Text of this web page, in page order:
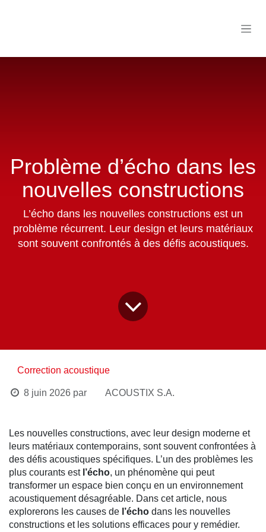
les nouvelles
constructions
L’écho dans les nouvelles constructions est un
problème récurrent. Leur design et leurs
matériaux sont souvent confrontés à des défis
Correction acoustique
8 juin 2026 par ACOUSTIX S.A.
Les nouvelles constructions, avec leur design
moderne et leurs matériaux contemporains, sont
souvent confrontées à des défis acoustiques
spécifiques. L’un des problèmes les plus courants
estl’écho, un phénomène qui peut transformer un
espace bien conçu en un environnement
acoustiquement désagréable. Dans cet article, nous
explorerons les causes del’échodans les nouvelles